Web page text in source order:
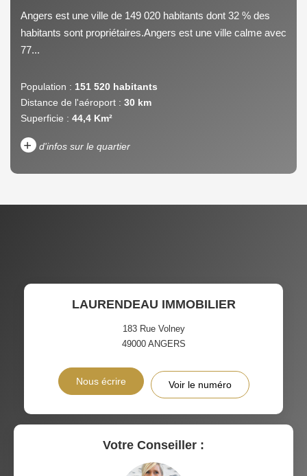
Angers est une ville de 149 020 habitants dont 32 % des
habitants sont propriétaires.Angers est une ville calme avec
77...
Population : 151 520 habitants
Distance de l'aéroport : 30 km
Superficie : 44,4 Km²
+ d'infos sur le quartier
TAXE FONCIÈRE
PART DES MÉNAGES SANS
VOITURE
RÉSULTATS DES LYCÉES ECOLES ET CRÈCHES
LAURENDEAU IMMOBILIER
183 Rue Volney
49000 ANGERS
Nous écrire Voir le numéro
Votre Conseiller :